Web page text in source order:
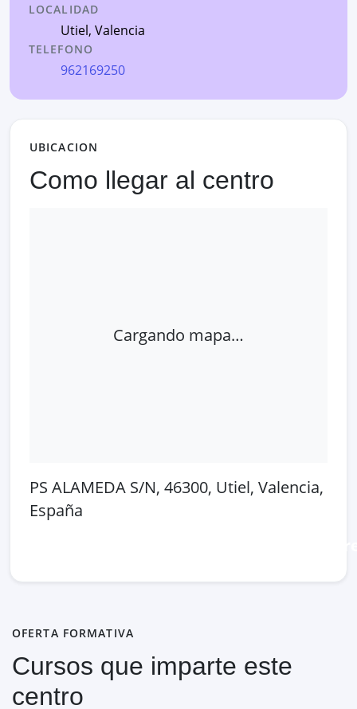
LOCALIDAD
Utiel, Valencia
TELEFONO
962169250
UBICACION
Como llegar al centro
Cargando mapa…
PS ALAMEDA S/N, 46300, Utiel, Valencia,
España
OFERTA FORMATIVA
Cursos que imparte este
centro